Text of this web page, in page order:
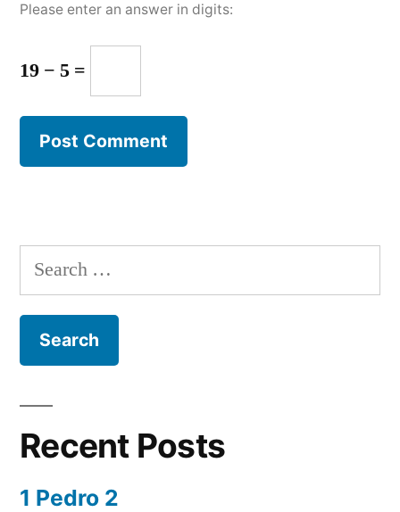
Please enter an answer in digits:
19 − 5 =
Search
for:
Recent Posts
1 Pedro 2